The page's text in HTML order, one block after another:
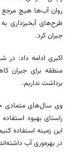
روان آب‌ها هیچ مرجع
طرح‌های آبخیزداری
جبران کرد.
اکبری ادامه داد:
منطقه برای
برداشت نداریم.
وی سال‌های متمادی
راستای بهبود
این زمینه استفاده
در بهره‌وری آب